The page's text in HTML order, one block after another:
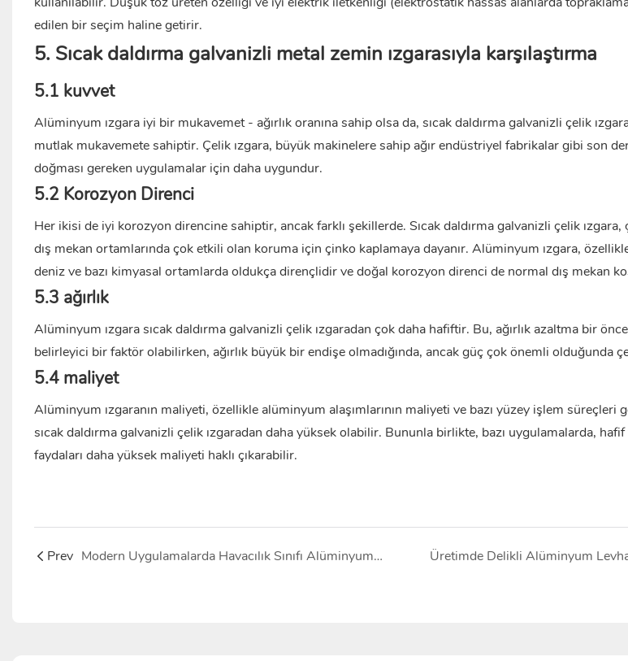
edilen bir seçim haline getirir.
5. Sıcak daldırma galvanizli metal zemin ızgarasıyla karşılaştırma
5.1 kuvvet
Alüminyum ızgara iyi bir mukavemet - ağırlık oranına sahip olsa da, sıcak daldırma galvanizli çelik
mutlak mukavemete sahiptir. Çelik ızgara, büyük makinelere sahip ağır endüstriyel fabrikalar gibi son
doğması gereken uygulamalar için daha uygundur.
5.2 Korozyon Direnci
Her ikisi de iyi korozyon direncine sahiptir, ancak farklı şekillerde. Sıcak daldırma galvanizli çelik
dış mekan ortamlarında çok etkili olan koruma için çinko kaplamaya dayanır. Alüminyum ızgara,
deniz ve bazı kimyasal ortamlarda oldukça dirençlidir ve doğal korozyon direnci de normal dış mekan
5.3 ağırlık
Alüminyum ızgara sıcak daldırma galvanizli çelik ızgaradan çok daha hafiftir. Bu, ağırlık azaltma bir
belirleyici bir faktör olabilirken, ağırlık büyük bir endişe olmadığında, ancak güç çok önemli olduğunda
5.4 maliyet
Alüminyum ızgaranın maliyeti, özellikle alüminyum alaşımlarının maliyeti ve bazı yüzey işlem süreçleri
sıcak daldırma galvanizli çelik ızgaradan daha yüksek olabilir. Bununla birlikte, bazı uygulamalarda,
faydaları daha yüksek maliyeti haklı çıkarabilir.
Prev Modern Uygulamalarda Havacılık Sınıfı Alüminyum Plakaların Avantajlarının Ortaya Çıkarılması